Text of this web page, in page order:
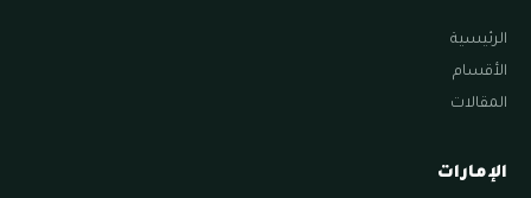
الرئيسية
الأقسام
المقالات
الإمارات